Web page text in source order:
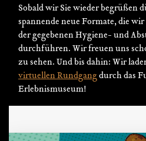
Sobald wir Sie wieder begrüßen
spannende neue Formate, die
der gegebenen Hygiene- und
durchführen. Wir freuen uns
zu sehen. Und bis dahin: Wir
virtuellen Rundgangdurch das
Erlebnismuseum!